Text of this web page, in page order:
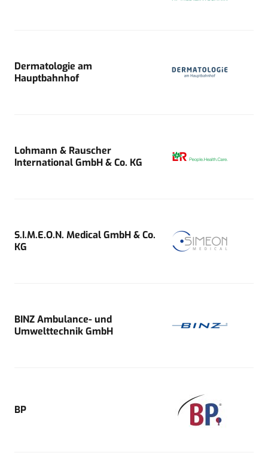
Dermatologie am
Hauptbahnhof
Lohmann & Rauscher
International GmbH & Co. KG
S.I.M.E.O.N. Medical GmbH & Co.
KG
BINZ Ambulance- und
Umwelttechnik GmbH
BP